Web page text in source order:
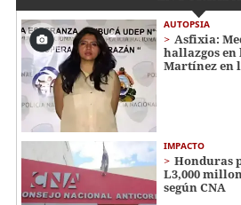
AUTOPSIA
Asfixia:
hallazgos en
Martínez en
IMPACTO
Honduras
L3,000
según CNA